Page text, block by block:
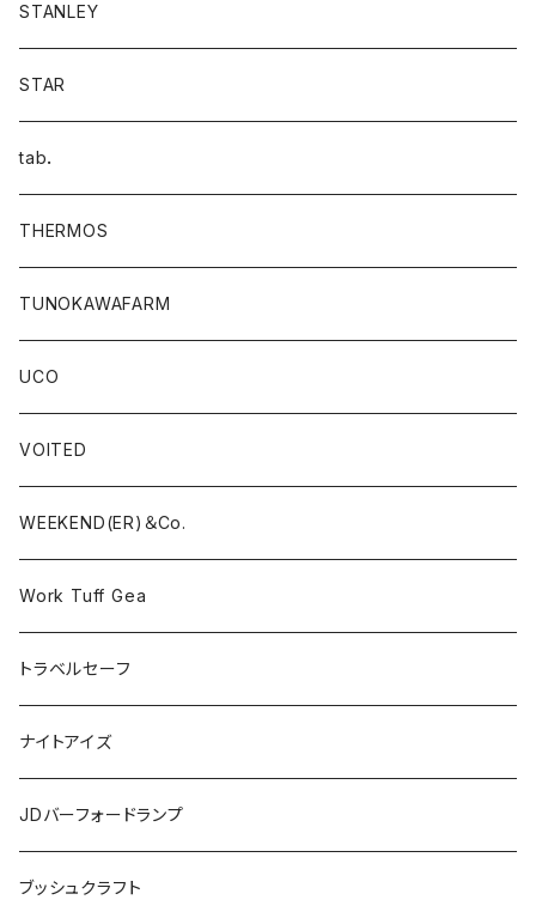
STANLEY
STAR
tab．
THERMOS
TUNOKAWAFARM
UCO
VOITED
WEEKEND(ER)＆Co.
Work Tuff Gea
トラベルセーフ
ナイトアイズ
JDバーフォードランプ
ブッシュクラフト